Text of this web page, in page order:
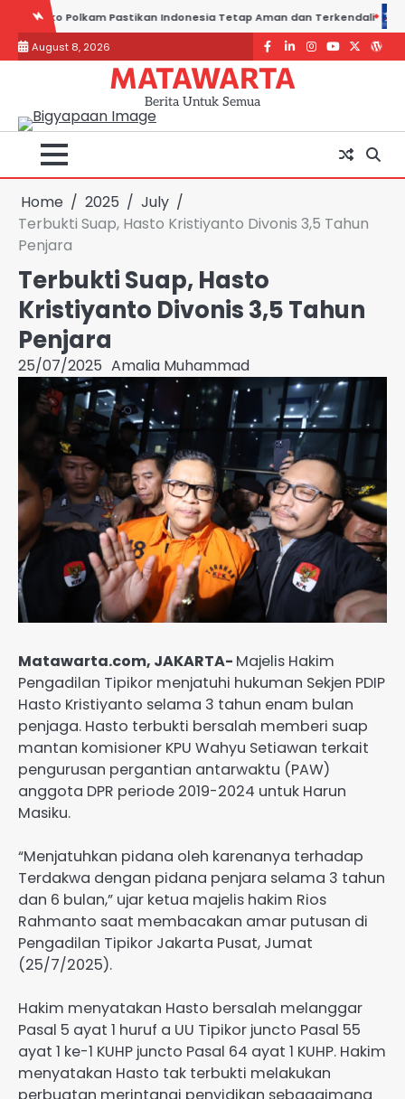
content
Viral Pasien BPJS Tunggu 8 Jam di RSCM, Kemenkes Ungkap
August 8, 2026 Facebook
LinkedInInstagram
youtube
Twitter
MATAWARTA
Berita Untuk Semua
Home 2025
July
Terbukti Suap, Hasto Kristiyanto Divonis 3,5 Tahun
Penjara
Terbukti Suap, Hasto
Kristiyanto Divonis 3,5 Tahun
Penjara
25/07/2025 Amalia Muhammad
Matawarta.com, JAKARTA- Majelis Hakim
Pengadilan Tipikor menjatuhi hukuman Sekjen PDIP
Hasto Kristiyanto selama 3 tahun enam bulan
penjaga. Hasto terbukti bersalah memberi suap
mantan komisioner KPU Wahyu Setiawan terkait
pengurusan pergantian antarwaktu (PAW)
anggota DPR periode 2019-2024 untuk Harun
Masiku.
“Menjatuhkan pidana oleh karenanya terhadap
Terdakwa dengan pidana penjara selama 3 tahun
dan 6 bulan,” ujar ketua majelis hakim Rios
Rahmanto saat membacakan amar putusan di
Pengadilan Tipikor Jakarta Pusat, Jumat
(25/7/2025).
Hakim menyatakan Hasto bersalah melanggar
Pasal 5 ayat 1 huruf a UU Tipikor juncto Pasal 55
ayat 1 ke-1 KUHP juncto Pasal 64 ayat 1 KUHP. Hakim
menyatakan Hasto tak terbukti melakukan